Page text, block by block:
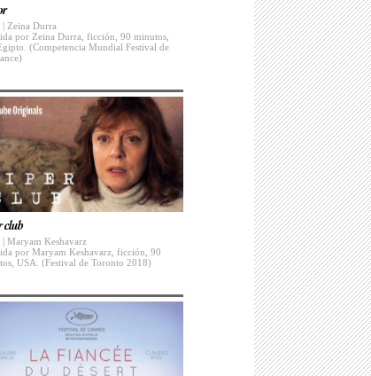
| Zeina Durra
por Zeina Durra, ficción, 90 minutos,
(Competencia Mundial Festival de
club
| Maryam Keshavarz
por Maryam Keshavarz, ficción, 90
USA. (Festival de Toronto 2018)